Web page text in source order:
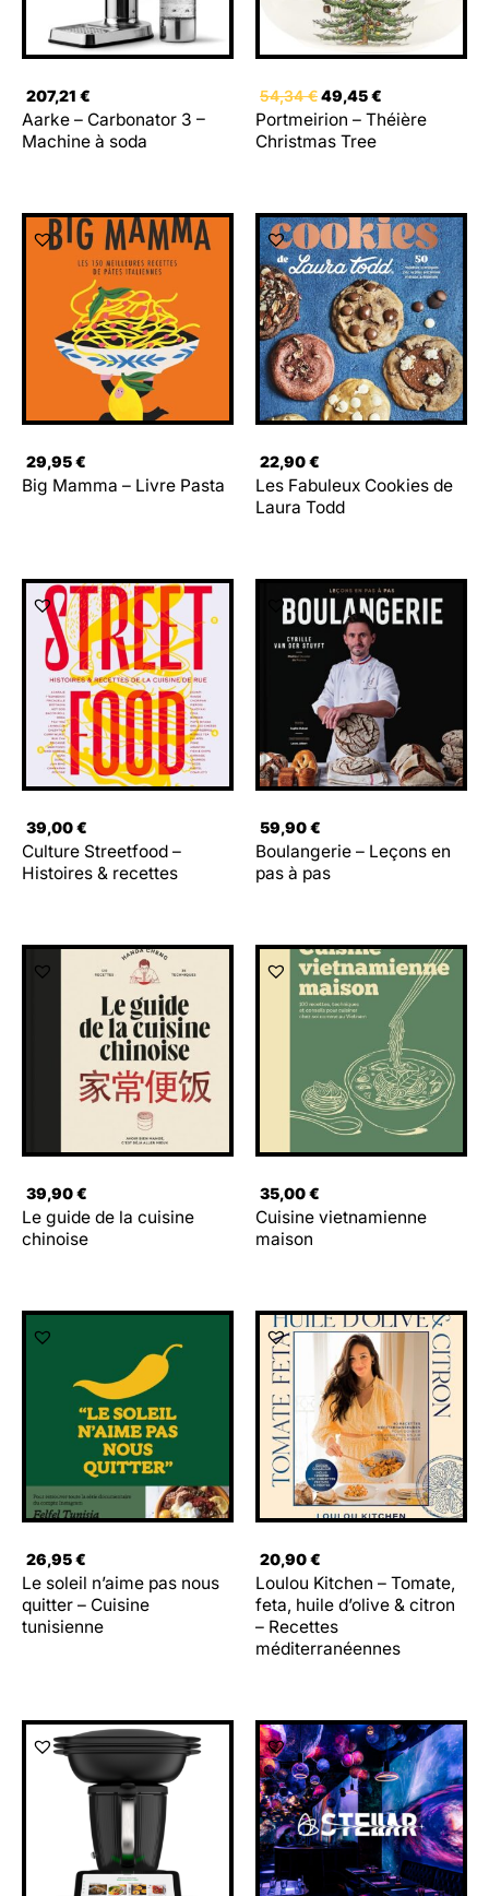
207,21 €
Aarke – Carbonator 3 –
Machine à soda
54,34€49,45€
Portmeirion – Théière
Christmas Tree
29,95€
Big Mamma – Livre Pasta
22,90€
Les Fabuleux Cookies de
Laura Todd
39,00€
Culture Streetfood –
Histoires & recettes
59,90€
Boulangerie – Leçons en
pas à pas
39,90€
Le guide de la cuisine
chinoise
35,00€
Cuisine vietnamienne
maison
26,95€
Le soleil n’aime pas nous
quitter – Cuisine
tunisienne
20,90€
Loulou Kitchen – Tomate,
feta, huile d’olive & citron
– Recettes
méditerranéennes